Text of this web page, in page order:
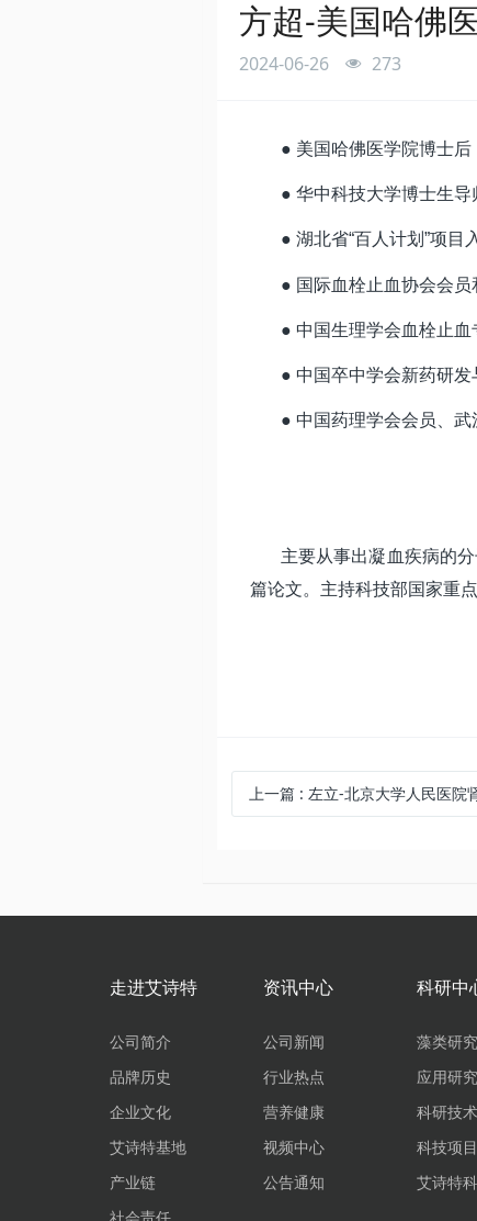
方超-美国哈佛
2024-06-26 273
● 美国哈佛医学院博士后
● 华中科技大学博士生导
● 湖北省“百人计划”项目
● 国际血栓止血协会会
● 中国生理学会血栓止血
● 中国卒中学会新药研发
● 中国药理学会会员、
主要从事出凝血疾病的
篇论文。主持科技部国家重
上一篇 : 左立-北京大学人民医院
走进艾诗特
公司简介
品牌历史
企业文化
艾诗特基地
产业链
社会责任
资讯中心
公司新闻
行业热点
营养健康
视频中心
公告通知
科研中
藻类研究
应用研究
科研技术
科技项目
艾诗特